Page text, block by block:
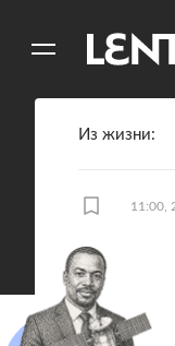
Из жизни
11:00,